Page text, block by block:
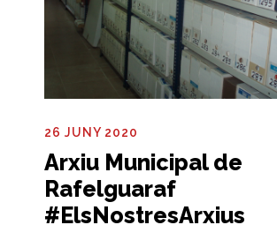
26 JUNY 2020
Arxiu Municipal de
Rafelguaraf
#ElsNostresArxius